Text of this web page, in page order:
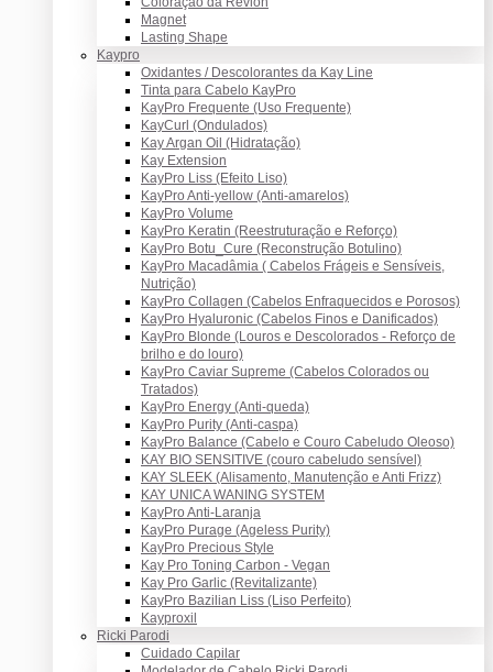
Magnet
Lasting Shape
Kaypro
Oxidantes / Descolorantes da Kay Line
Tinta para Cabelo KayPro
KayPro Frequente (Uso Frequente)
KayCurl (Ondulados)
Kay Argan Oil (Hidratação)
Kay Extension
KayPro Liss (Efeito Liso)
KayPro Anti-yellow (Anti-amarelos)
KayPro Volume
KayPro Keratin (Reestruturação e Reforço)
KayPro Botu_Cure (Reconstrução Botulino)
KayPro Macadâmia ( Cabelos Frágeis e Sensíveis,
Nutrição)
KayPro Collagen (Cabelos Enfraquecidos e Porosos)
KayPro Hyaluronic (Cabelos Finos e Danificados)
KayPro Blonde (Louros e Descolorados - Reforço de
brilho e do louro)
KayPro Caviar Supreme (Cabelos Colorados ou
Tratados)
KayPro Energy (Anti-queda)
KayPro Purity (Anti-caspa)
KayPro Balance (Cabelo e Couro Cabeludo Oleoso)
KAY BIO SENSITIVE (couro cabeludo sensível)
KAY SLEEK (Alisamento, Manutenção e Anti Frizz)
KAY UNICA WANING SYSTEM
KayPro Anti-Laranja
KayPro Purage (Ageless Purity)
KayPro Precious Style
Kay Pro Toning Carbon - Vegan
Kay Pro Garlic (Revitalizante)
KayPro Bazilian Liss (Liso Perfeito)
Kayproxil
Ricki Parodi
Cuidado Capilar